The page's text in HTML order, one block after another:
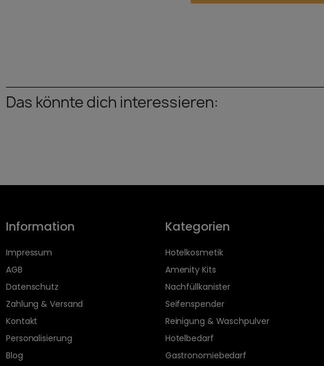
Das könnte dich interessieren:
Information
Impressum
AGB
Datenschutz
Zahlung & Versand
Kontakt
Personalisierung
Blog
Kategorien
Hotelkosmetik
Amenity Kits
Nachfüllkanister
Seifenspender
Reinigung & Waschpulver
Hotelbedarf
Gastronomiebedarf